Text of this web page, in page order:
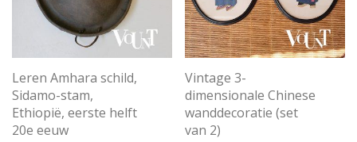
Leren Amhara schild,
Sidamo-stam,
Ethiopië, eerste helft
20e eeuw
Vintage 3-
dimensionale Chinese
wanddecoratie (set
van 2)